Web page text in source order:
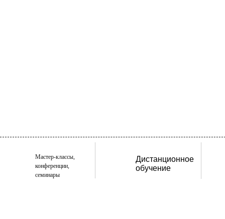
Мастер-классы,
конференции,
семинары
Дистанционное
обучение